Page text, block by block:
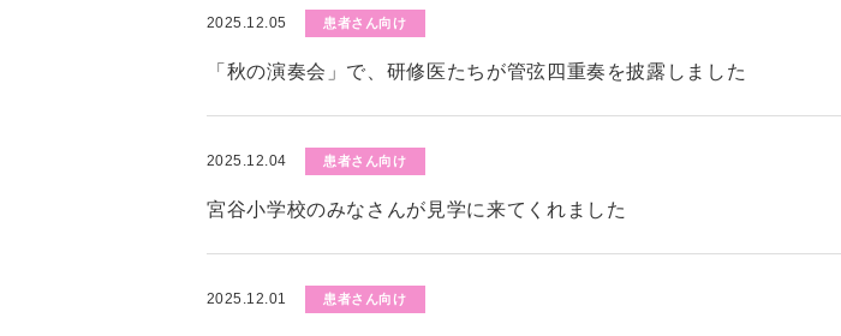
2025.12.05 患者さん向け
「秋の演奏会」で、研修医たちが管弦四重奏を披露しました
2025.12.04 患者さん向け
宮谷小学校のみなさんが見学に来てくれました
2025.12.01 患者さん向け